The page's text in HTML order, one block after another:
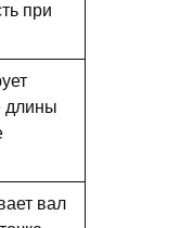
при
длины
вал